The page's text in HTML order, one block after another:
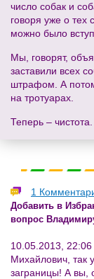
число собак и
говоря уже о тех
можно было
Мы, говорят,
заставили всех
штрафом. А
на тротуарах.
Теперь –
1
Добавить в
вопрос
10.05.2013, 22:06
Михайлович, так
заграницы! А вы,